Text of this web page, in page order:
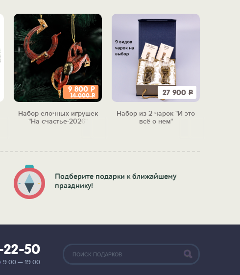
9 800 Р
14 000Р
Набор елочных игрушек
"На счастье-2026"
27 900 Р
Набор из 2 чарок "И это
всё о нем"
Подберите подарки к ближайшему
празднику!
22-50
9:00 — 19:00